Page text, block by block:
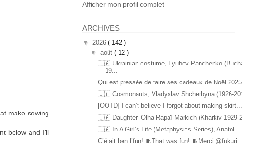
make sewing
below and I'll
Afficher mon profil complet
ARCHIVES
▼ 2026 ( 142 )
▼ août ( 12 )
🇺🇦 Ukrainian costume, Lyubov Panchenko (Bucha
19...
Qui est pressée de faire ses cadeaux de Noël 2025 ...
🇺🇦 Cosmonauts, Vladyslav Shcherbyna (1926-2017) ...
[OOTD] I can’t believe I forgot about making skirt...
🇺🇦 Daughter, Olha Rapaï-Markich (Kharkiv 1929-20...
🇺🇦 In A Girl’s Life (Metaphysics Series), Anatol...
C’était ben l’fun! 🧵That was fun! 🧵Merci @fukuri...